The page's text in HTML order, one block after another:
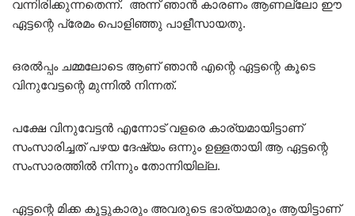
വന്നിരിക്കുന്നതെന്ന്. അന്ന് ഞാൻ കാരണം ആണല്ലോ ഈ
ഏട്ടന്റെ പ്രേമം പൊളിഞ്ഞു പാളീസായതു.
ഒരൽപ്പം ചമ്മലോടെ ആണ് ഞാൻ എന്റെ ഏട്ടന്റെ കൂടെ
വിനുവേട്ടന്റെ മുന്നിൽ നിന്നത്.
പക്ഷേ വിനുവേട്ടൻ എന്നോട് വളരെ കാര്യമായിട്ടാണ്
സംസാരിച്ചത് പഴയ ദേഷ്യം ഒന്നും ഉള്ളതായി ആ ഏട്ടന്റെ
സംസാരത്തിൽ നിന്നും തോന്നിയില്ല.
ഏട്ടന്റെ മിക്ക കൂട്ടുകാരും അവരുടെ ഭാര്യമാരും ആയിട്ടാണ്